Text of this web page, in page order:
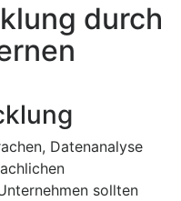
durch
Datenanalyse
sollten